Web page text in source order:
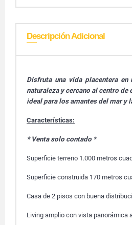
Descripción Adicional
Disfruta una vida placentera en
naturaleza y cercano al centro
ideal para los amantes del mar y
Características:
* Venta solo contado *
Superficie terreno 1.000 metros
Superficie construida 170 metros
Casa de 2 pisos con buena
Living amplio con vista panorámica